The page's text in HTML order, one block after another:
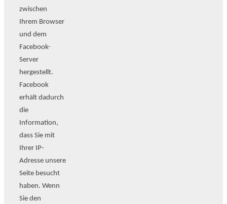
zwischen
Ihrem Browser
und dem
Facebook-
Server
hergestellt.
Facebook
erhält dadurch
die
Information,
dass Sie mit
Ihrer IP-
Adresse unsere
Seite besucht
haben. Wenn
Sie den